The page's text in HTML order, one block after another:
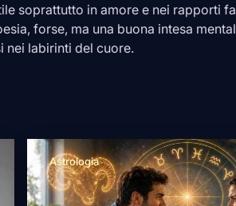
soprattutto in amore e nei rapporti
forse, ma una buona intesa
nei labirinti del cuore.
Astrologia